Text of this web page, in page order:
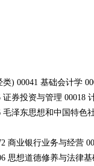
类) 00041 基础会计学
证券投资与管理 00018
毛泽东思想和中国特色
商业银行业务与经营
思想道德修养与法律